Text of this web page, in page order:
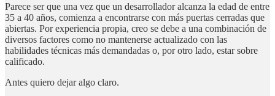
Parece ser que una vez que un desarrollador alcanza la edad de entre
35 a 40 años, comienza a encontrarse con más puertas cerradas que
abiertas. Por experiencia propia, creo se debe a una combinación de
diversos factores como no mantenerse actualizado con las
habilidades técnicas más demandadas o, por otro lado, estar sobre
calificado.
Antes quiero dejar algo claro.